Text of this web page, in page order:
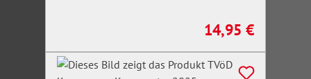
Regulärer Preis:
14,95 €